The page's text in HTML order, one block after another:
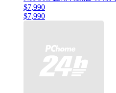
$7,990
$7,990